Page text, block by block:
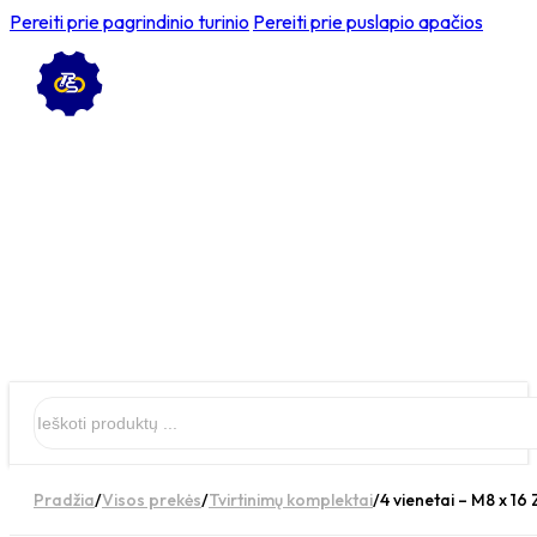
Pereiti prie pagrindinio turinio Pereiti prie puslapio apačios
Pradžia/Visos prekės/Tvirtinimų komplektai/4 vienetai – M8 x